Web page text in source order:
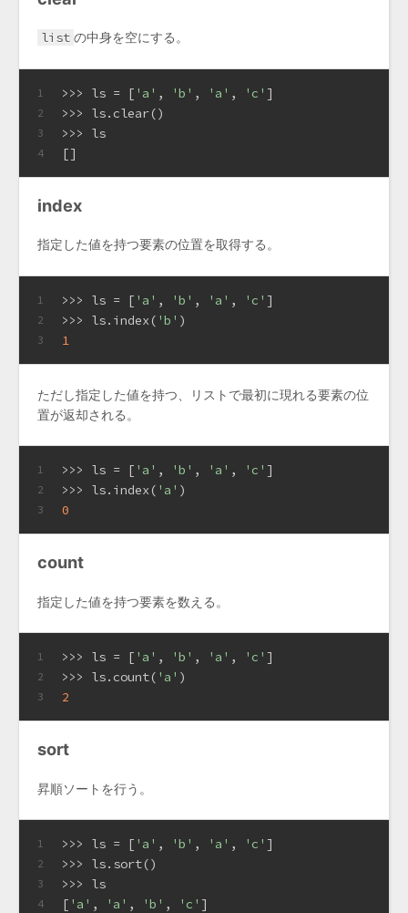
list の中身を空にする。
1
2
3
4
>>> ls = [ 'a' , 'b' , 'a' , 'c' ]
>>> ls.clear()
>>> ls
[]
index
指定した値を持つ要素の位置を取得する。
1
2
3
>>> ls = [ 'a' , 'b' , 'a' , 'c' ]
>>> ls.index( 'b' )
1
ただし指定した値を持つ、リストで最初に現れる要素の位
置が返却される。
1
2
3
>>> ls = [ 'a' , 'b' , 'a' , 'c' ]
>>> ls.index( 'a' )
0
count
指定した値を持つ要素を数える。
1
2
3
>>> ls = [ 'a' , 'b' , 'a' , 'c' ]
>>> ls.count( 'a' )
2
sort
昇順ソートを行う。
1
2
3
4
>>> ls = [ 'a' , 'b' , 'a' , 'c' ]
>>> ls.sort()
>>> ls
[ 'a' , 'a' , 'b' , 'c' ]